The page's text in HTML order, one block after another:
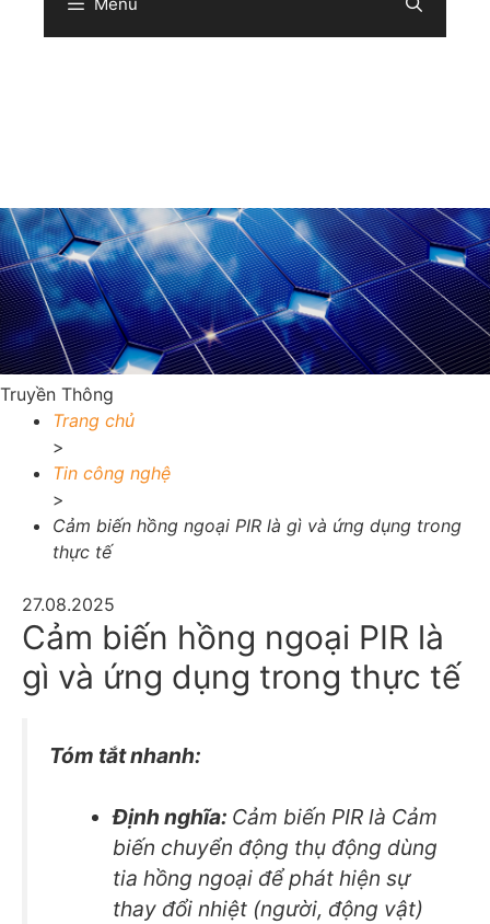
Truyền Thông
Trang chủ
>
Tin công nghệ
>
Cảm biến hồng ngoại PIR là gì và ứng dụng trong
thực tế
27.08.2025
Cảm biến hồng ngoại PIR là
gì và ứng dụng trong thực tế
Tóm tắt nhanh:
Định nghĩa: Cảm biến PIR là Cảm
biến chuyển động thụ động dùng
tia hồng ngoại để phát hiện sự
thay đổi nhiệt (người, động vật)